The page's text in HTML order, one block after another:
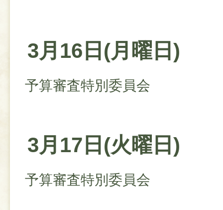
3月16日(月曜日)
予算審査特別委員会
3月17日(火曜日)
予算審査特別委員会